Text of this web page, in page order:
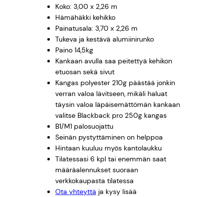
Koko: 3,00 x 2,26 m
Hämähäkki kehikko
Painatusala: 3,70 x 2,26 m
Tukeva ja kestävä alumiinirunko
Paino 14,5kg
Kankaan avulla saa peitettyä kehikon
etuosan sekä sivut
Kangas polyester 210g päästää jonkin
verran valoa lävitseen, mikäli haluat
täysin valoa läpäisemättömän kankaan
valitse Blackback pro 250g kangas
B1/M1 palosuojattu
Seinän pystyttäminen on helppoa
Hintaan kuuluu myös kantolaukku
Tilatessasi 6 kpl tai enemmän saat
määräalennukset suoraan
verkkokaupasta tilatessa
Ota yhteyttä ja kysy lisää